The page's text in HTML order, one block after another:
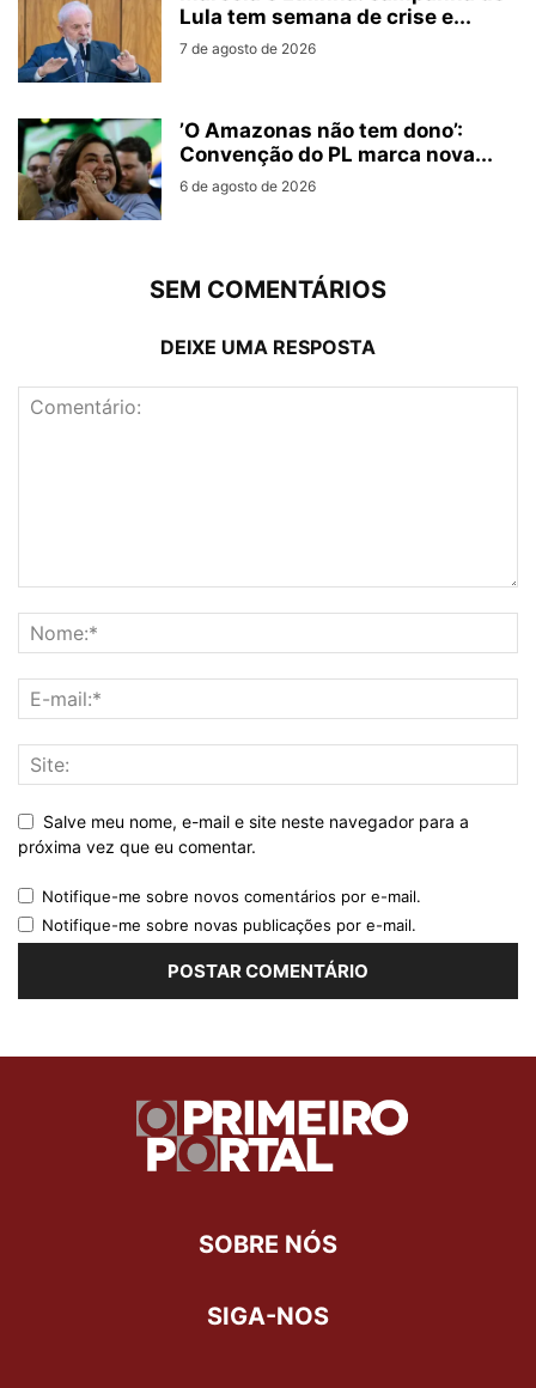
Lula tem semana de crise e...
7 de agosto de 2026
’O Amazonas não tem dono’:
Convenção do PL marca nova...
6 de agosto de 2026
SEM COMENTÁRIOS
DEIXE UMA RESPOSTA
Salve meu nome, e-mail e site neste navegador para a
próxima vez que eu comentar.
Notifique-me sobre novos comentários por e-mail.
Notifique-me sobre novas publicações por e-mail.
SOBRE NÓS
SIGA-NOS